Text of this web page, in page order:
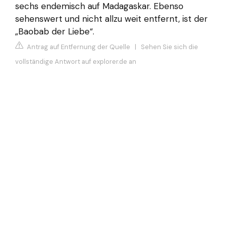
sechs endemisch auf Madagaskar. Ebenso
sehenswert und nicht allzu weit entfernt, ist der
„Baobab der Liebe“.
Antrag auf Entfernung der Quelle | Sehen Sie sich die
vollständige Antwort auf explorer.de an